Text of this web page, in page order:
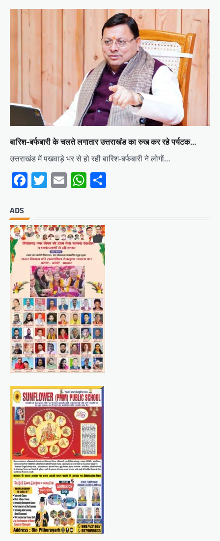
बारिश-बर्फबारी के चलते लगातार उत्तराखंड का रुख कर रहे पर्यटक…
उत्तराखंड में पखवाड़े भर से हो रही बारिश-बर्फबारी ने लोगों…
Facebook
Twitter
EmailWhatsApp
ADS